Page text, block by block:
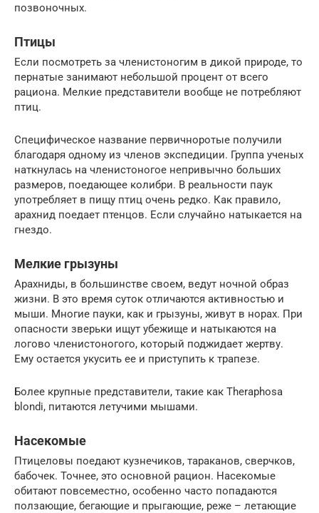
позвоночных.
Птицы
Если посмотреть за членистоногим в дикой природе, то
пернатые занимают небольшой процент от всего
рациона. Мелкие представители вообще не потребляют
птиц.
Специфическое название первичноротые получили
благодаря одному из членов экспедиции. Группа ученых
наткнулась на членистоногое непривычно больших
размеров, поедающее колибри. В реальности паук
употребляет в пищу птиц очень редко. Как правило,
арахнид поедает птенцов. Если случайно натыкается на
гнездо.
Мелкие грызуны
Арахниды, в большинстве своем, ведут ночной образ
жизни. В это время суток отличаются активностью и
мыши. Многие пауки, как и грызуны, живут в норах. При
опасности зверьки ищут убежище и натыкаются на
логово членистоногого, который поджидает жертву.
Ему остается укусить ее и приступить к трапезе.
Более крупные представители, такие как Theraphosa
blondi, питаются летучими мышами.
Насекомые
Птицеловы поедают кузнечиков, тараканов, сверчков,
бабочек. Точнее, это основной рацион. Насекомые
обитают повсеместно, особенно часто попадаются
ползающие, бегающие и прыгающие, реже – летающие